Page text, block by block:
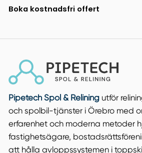
Boka kostnadsfri offert
Pipetech Spol & Relining utför
och spolbil-tjänster i Örebro med
erfarenhet och moderna metoder
fastighetsägare,
att hålla avloppssystemen i